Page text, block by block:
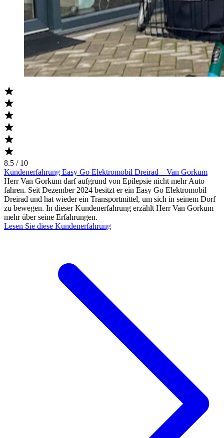
8.5 / 10
Kundenerfahrung Easy Go Elektromobil Dreirad – Van Gorkum
Herr Van Gorkum darf aufgrund von Epilepsie nicht mehr Auto
fahren. Seit Dezember 2024 besitzt er ein Easy Go Elektromobil
Dreirad und hat wieder ein Transportmittel, um sich in seinem Dorf
zu bewegen. In dieser Kundenerfahrung erzählt Herr Van Gorkum
mehr über seine Erfahrungen.
Lesen Sie diese Kundenerfahrung